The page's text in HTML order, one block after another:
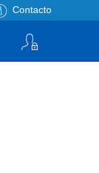
Contacto